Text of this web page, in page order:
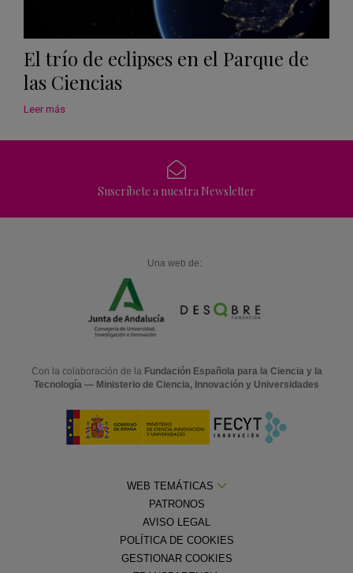
El trío de eclipses en el Parque de
las Ciencias
Leer más
Suscríbete a nuestra Newsletter
Una web de:
Con la colaboración de la Fundación Española para la Ciencia y la
Tecnología — Ministerio de Ciencia, Innovación y Universidades
WEB TEMÁTICAS
PATRONOS
AVISO LEGAL
POLÍTICA DE COOKIES
GESTIONAR COOKIES